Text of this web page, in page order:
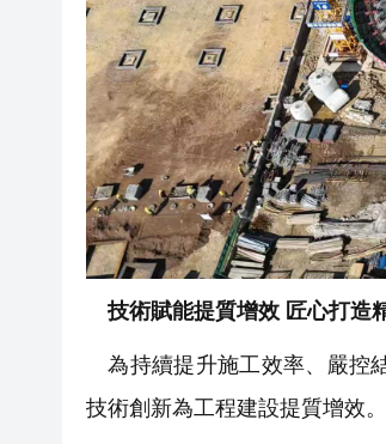
技術賦能提質增效 匠心打造
為持續提升施工效率、嚴控
技術創新為工程建設提質增效。